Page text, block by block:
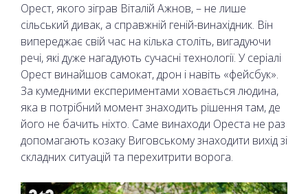
Орест, якого зіграв Віталій Ажнов, – не лише
сільський дивак, а справжній геній-винахідник. Він
випереджає свій час на кілька століть, вигадуючи
речі, які дуже нагадують сучасні технології. У серіалі
Орест винайшов самокат, дрон і навіть «фейсбук».
За кумедними експериментами ховається людина,
яка в потрібний момент знаходить рішення там, де
його не бачить ніхто. Саме винаходи Ореста не раз
допомагають козаку Виговському знаходити вихід зі
складних ситуацій та перехитрити ворога.